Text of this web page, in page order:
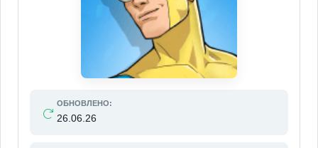
ОБНОВЛЕНО:
26.06.26